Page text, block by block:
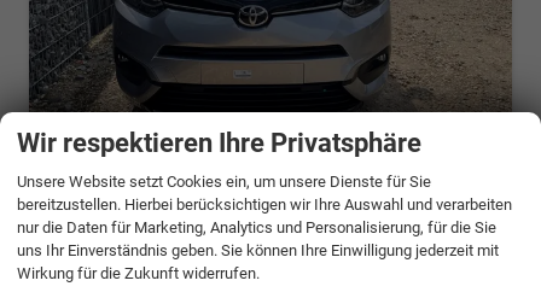
ab 683,– € mtl.
Toyota Proace City
Verso Long 1.2P Family
unverbindliche Lieferzeit:6 Monate Neuwagen
Wir respektieren Ihre Privatsphäre
Unsere Website setzt Cookies ein, um unsere Dienste für Sie
bereitzustellen. Hierbei berücksichtigen wir Ihre Auswahl und verarbeiten
nur die Daten für Marketing, Analytics und Personalisierung, für die Sie
uns Ihr Einverständnis geben. Sie können Ihre Einwilligung jederzeit mit
Wirkung für die Zukunft widerrufen.